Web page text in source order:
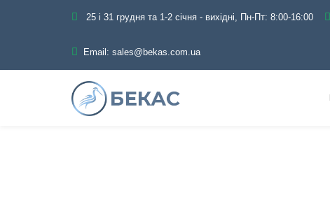
25 і 31 грудня та 1-2 січня - вихідні, Пн-Пт: 8:00-16:00
Email: sales@bekas.com.ua